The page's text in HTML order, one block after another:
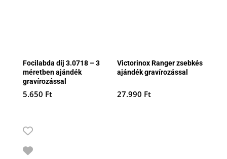
Focilabda díj 3.0718 – 3
méretben ajándék
gravírozással
5.650 Ft
Victorinox Ranger zsebkés
ajándék gravírozással
27.990 Ft